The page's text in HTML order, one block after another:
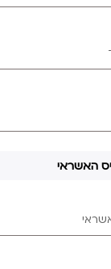
האשראי